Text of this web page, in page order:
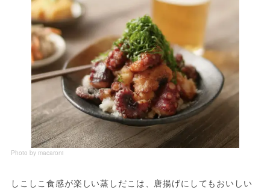
Photo by macaroni
しこしこ食感が楽しい蒸しだこは、唐揚げにしてもおいしい